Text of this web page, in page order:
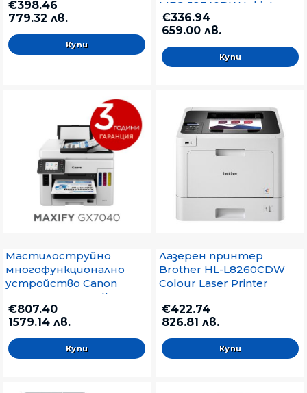
€398.46
779.32 лв.
MFC-J2340DW Inkjet
Multifunctional
€336.94
659.00 лв.
Мастилоструйно
многофункционално
устройство Canon
MAXIFY GX7040 All-In-
One, Fax, Black
€807.40
1579.14 лв.
Лазерен принтер
Brother HL-L8260CDW
Colour Laser Printer
€422.74
826.81 лв.